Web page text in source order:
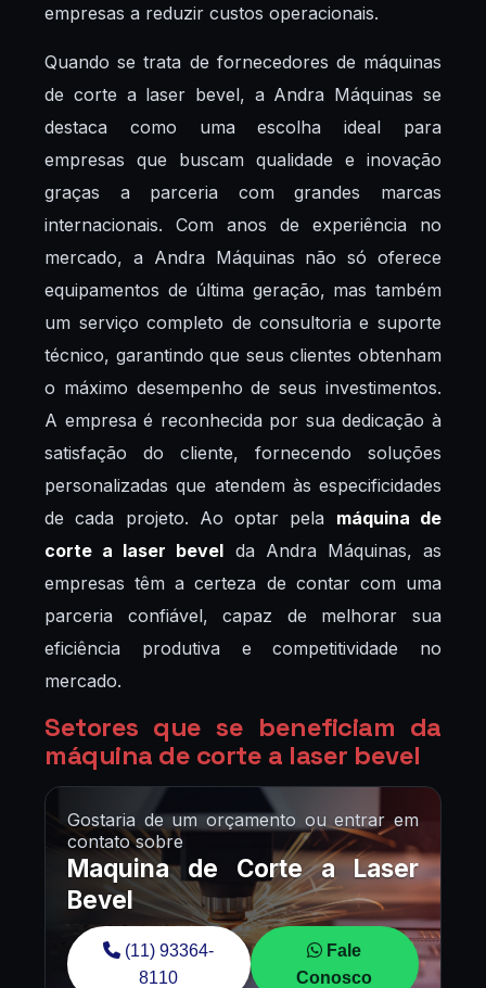
empresas a reduzir custos operacionais.
Quando se trata de fornecedores de máquinas
de corte a laser bevel, a Andra Máquinas se
destaca como uma escolha ideal para
empresas que buscam qualidade e inovação
graças a parceria com grandes marcas
internacionais. Com anos de experiência no
mercado, a Andra Máquinas não só oferece
equipamentos de última geração, mas também
um serviço completo de consultoria e suporte
técnico, garantindo que seus clientes obtenham
o máximo desempenho de seus investimentos.
A empresa é reconhecida por sua dedicação à
satisfação do cliente, fornecendo soluções
personalizadas que atendem às especificidades
de cada projeto. Ao optar pela máquina de
corte a laser bevel da Andra Máquinas, as
empresas têm a certeza de contar com uma
parceria confiável, capaz de melhorar sua
eficiência produtiva e competitividade no
mercado.
Setores que se beneficiam da
máquina de corte a laser bevel
Gostaria de um orçamento ou entrar em
contato sobre
Maquina de Corte a Laser
Bevel
(11) 93364-
8110
Fale
Conosco